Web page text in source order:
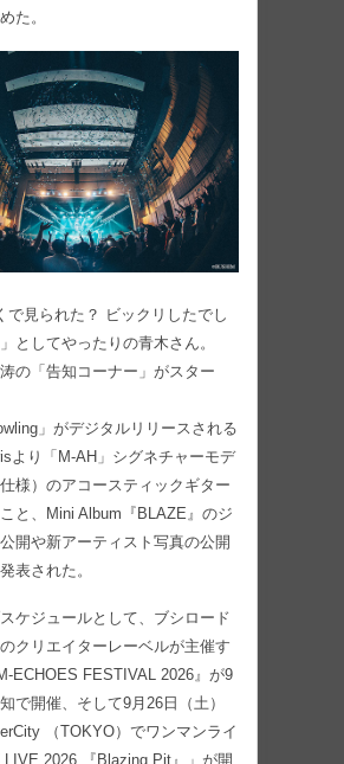
た。
で見られた？ ビックリしたでし
としてやったりの青木さん。
の「告知コーナー」がスター
」がデジタルリリースされる
より「M-AH」シグネチャーモデ
様）のアコースティックギター
と、Mini Album『BLAZE』のジ
開や新アーティスト写真の公開
表された。
ケジュールとして、ブシロード
クリエイターレーベルが主催す
ECHOES FESTIVAL 2026』が9
で開催、そして9月26日（土）
（TOKYO）でワンマンライ
LIVE 2026 『Blazing Pit』」が開